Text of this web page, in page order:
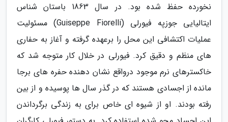
نخورده حفظ شده بود. در سال 1863 باستان شناس
ایتالیایی جوزپه فیورلی (Guiseppe Fiorelli) مسئولیت
عملیات اکتشافی این محل را برعهده گرفته و آغاز به حفاری
های منظم و دقیق کرد. فیورلی در خلال کار متوجه شد که
خاکسترهای نرم موجود درواقع نشان دهنده حفره های برجا
مانده از اجسادی هستند که در گذر سال ها پوسیده و از بین
رفته بودند. او از شیوه ای خاص برای به زندگی برگرداندن